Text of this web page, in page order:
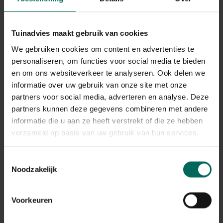
Tuinadvies maakt gebruik van cookies
We gebruiken cookies om content en advertenties te
personaliseren, om functies voor social media te bieden
en om ons websiteverkeer te analyseren. Ook delen we
informatie over uw gebruik van onze site met onze
partners voor social media, adverteren en analyse. Deze
partners kunnen deze gegevens combineren met andere
informatie die u aan ze heeft verstrekt of die ze hebben
verzameld op basis van uw gebruik van hun services.
Noodzakelijk
Voorkeuren
Bescherm je planten met insectengaas
Ons hoogwaardige insectengaas biedtbetrouwbare
bescherming tegen schadelijke insecten en zorgt
tegelijkertijd voor een optimale luchtcirculatie in je tuin.
Perfect geschikt voor kassen, groentebedden en
de opbrengst te maximaliseren; bestel vandaag nog
eenvoudig online voor de beste kwaliteit en service.
Koop nu je insectengaas bij Tuinadvies
Koop nu je insectengaas bij Tuinadvies en ga meteen